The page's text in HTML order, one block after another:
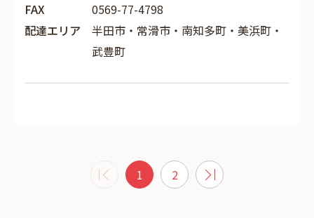
FAX
0569-77-4798
配達エリア
半田市・常滑市・南知多町・美浜町・
武豊町
1 2